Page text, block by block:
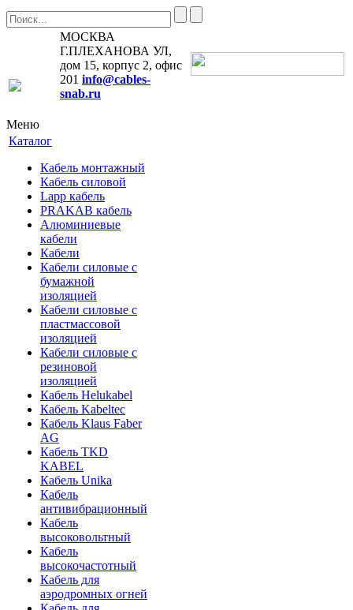
МОСКВА
Г.ПЛЕХАНОВА УЛ,
дом 15, корпус 2, офис
201 info@cables-
snab.ru
Меню
Каталог
Кабель монтажный
Кабель силовой
Lapp кабель
PRAKAB кабель
Алюминиевые
кабели
Кабели
Кабели силовые с
бумажной
изоляцией
Кабели силовые с
пластмассовой
изоляцией
Кабели силовые с
резиновой
изоляцией
Кабель Helukabel
Кабель Kabeltec
Кабель Klaus Faber
AG
Кабель TKD
KABEL
Кабель Unika
Кабель
антивибрационный
Кабель
высоковольтный
Кабель
высокочастотный
Кабель для
аэродромных огней